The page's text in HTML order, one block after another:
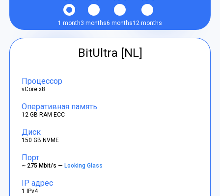
1 month3 months6 months12 months
BitUltra [NL]
Процессор
vCore x8
Оперативная память
12 GB RAM ECC
Диск
150 GB NVME
Порт
~ 275 Mbit/s —Looking Glass
IP адрес
1 IPv4